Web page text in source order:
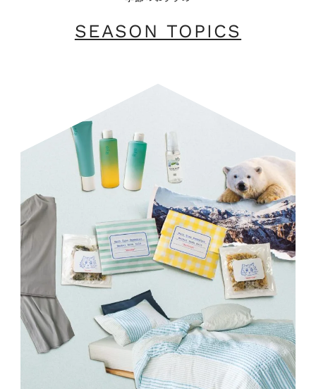
SEASON TOPICS